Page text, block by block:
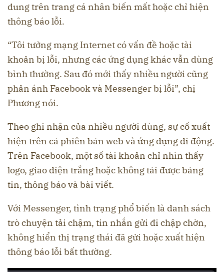
dung trên trang cá nhân biến mất hoặc chỉ hiện
thông báo lỗi.
“Tôi tưởng mạng Internet có vấn đề hoặc tài
khoản bị lỗi, nhưng các ứng dụng khác vẫn dùng
bình thường. Sau đó mới thấy nhiều người cũng
phản ánh Facebook và Messenger bị lỗi”, chị
Phương nói.
Theo ghi nhận của nhiều người dùng, sự cố xuất
hiện trên cả phiên bản web và ứng dụng di động.
Trên Facebook, một số tài khoản chỉ nhìn thấy
logo, giao diện trắng hoặc không tải được bảng
tin, thông báo và bài viết.
Với Messenger, tình trạng phổ biến là danh sách
trò chuyện tải chậm, tin nhắn gửi đi chập chờn,
không hiển thị trạng thái đã gửi hoặc xuất hiện
thông báo lỗi bất thường.